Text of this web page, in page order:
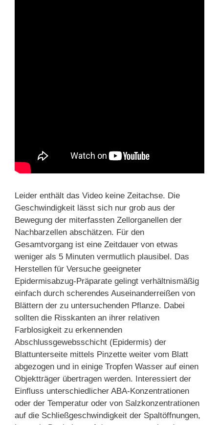
Leider enthält das Video keine Zeitachse. Die
Geschwindigkeit lässt sich nur grob aus der
Bewegung der miterfassten Zellorganellen der
Nachbarzellen abschätzen. Für den
Gesamtvorgang ist eine Zeitdauer von etwas
weniger als 5 Minuten vermutlich plausibel. Das
Herstellen für Versuche geeigneter
Epidermisabzug-Präparate gelingt verhältnismäßig
einfach durch scherendes Auseinanderreißen von
Blättern der zu untersuchenden Pflanze. Dabei
sollten die Risskanten an ihrer relativen
Farblosigkeit zu erkennenden
Abschlussgewebsschicht (Epidermis) der
Blattunterseite mittels Pinzette weiter vom Blatt
abgezogen und in einige Tropfen Wasser auf einen
Objektträger übertragen werden. Interessiert der
Einfluss unterschiedlicher ABA-Konzentrationen
oder der Temperatur oder von Salzkonzentrationen
auf die Schließgeschwindigkeit der Spaltöffnungen,